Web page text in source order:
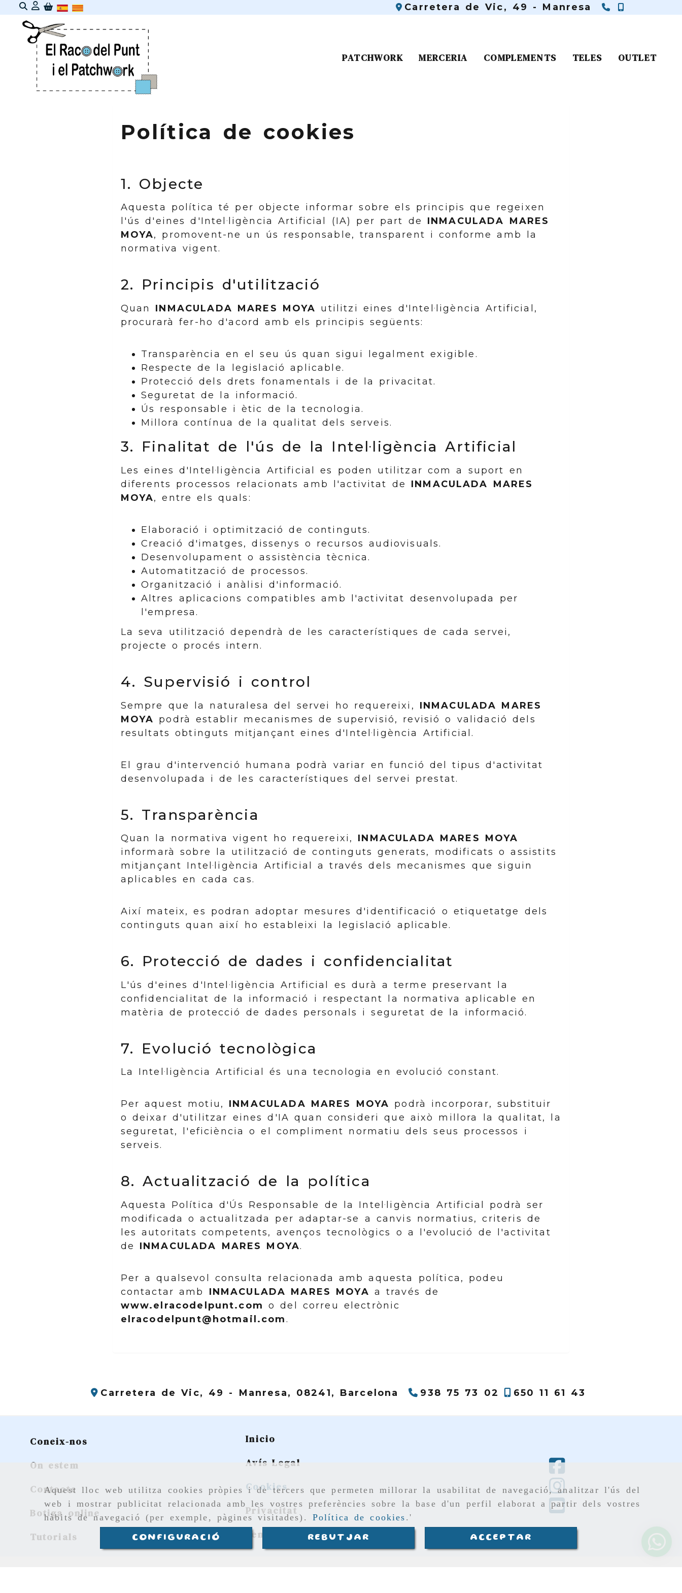
Aquest lloc web utilitza cookies pròpies i de tercers que permeten millorar la usabilitat de navegació, analitzar l'ús del
web i mostrar publicitat relacionada amb les vostres preferències sobre la base d'un perfil elaborat a partir dels vostres
hàbits de navegació (per exemple, pàgines visitades). Política de cookies .'
CONFIGURACIÓ REBUTJAR ACCEPTAR
Identifícat Carretera de Vic, 49 - Manresa 938 75 73
PATCHWORK MERCERIA COMPLEMENTS TELES OUTLET
Política de cookies
1. Objecte
Aquesta política té per objecte informar sobre els principis que regeixen
l'ús d'eines d'Intel·ligència Artificial (IA) per part de INMACULADA MARES
MOYA, promovent-ne un ús responsable, transparent i conforme amb la
normativa vigent.
2. Principis d'utilització
Quan INMACULADA MARES MOYA utilitzi eines d'Intel·ligència Artificial,
procurarà fer-ho d'acord amb els principis següents:
Transparència en el seu ús quan sigui legalment exigible.
Respecte de la legislació aplicable.
Protecció dels drets fonamentals i de la privacitat.
Seguretat de la informació.
Ús responsable i ètic de la tecnologia.
Millora contínua de la qualitat dels serveis.
3. Finalitat de l'ús de la Intel·ligència Artificial
Les eines d'Intel·ligència Artificial es poden utilitzar com a suport en
diferents processos relacionats amb l'activitat de INMACULADA MARES
MOYA, entre els quals:
Elaboració i optimització de continguts.
Creació d'imatges, dissenys o recursos audiovisuals.
Desenvolupament o assistència tècnica.
Automatització de processos.
Organització i anàlisi d'informació.
Altres aplicacions compatibles amb l'activitat desenvolupada per
l'empresa.
La seva utilització dependrà de les característiques de cada servei,
projecte o procés intern.
4. Supervisió i control
Sempre que la naturalesa del servei ho requereixi, INMACULADA MARES
MOYA podrà establir mecanismes de supervisió, revisió o validació dels
resultats obtinguts mitjançant eines d'Intel·ligència Artificial.
El grau d'intervenció humana podrà variar en funció del tipus d'activitat
desenvolupada i de les característiques del servei prestat.
5. Transparència
Quan la normativa vigent ho requereixi, INMACULADA MARES MOYA
informarà sobre la utilització de continguts generats, modificats o assistits
mitjançant Intel·ligència Artificial a través dels mecanismes que siguin
aplicables en cada cas.
Així mateix, es podran adoptar mesures d'identificació o etiquetatge dels
continguts quan així ho estableixi la legislació aplicable.
6. Protecció de dades i confidencialitat
L'ús d'eines d'Intel·ligència Artificial es durà a terme preservant la
confidencialitat de la informació i respectant la normativa aplicable en
matèria de protecció de dades personals i seguretat de la informació.
7. Evolució tecnològica
La Intel·ligència Artificial és una tecnologia en evolució constant.
Per aquest motiu, INMACULADA MARES MOYA podrà incorporar, substituir
o deixar d'utilitzar eines d'IA quan consideri que això millora la qualitat, la
seguretat, l'eficiència o el compliment normatiu dels seus processos i
serveis.
8. Actualització de la política
Aquesta Política d'Ús Responsable de la Intel·ligència Artificial podrà ser
modificada o actualitzada per adaptar-se a canvis normatius, criteris de
les autoritats competents, avenços tecnològics o a l'evolució de l'activitat
de INMACULADA MARES MOYA.
Per a qualsevol consulta relacionada amb aquesta política, podeu
contactar amb INMACULADA MARES MOYA a través de
www.elracodelpunt.com o del correu electrònic
elracodelpunt@hotmail.com.
Carretera de Vic, 49 - Manresa, 08241, Barcelona 938 75 73 02 650 11 61 43
Coneix-nos
On estem
Contacte
Botiga online
Tutorials
Inicio
Avís Legal
Cookies
Privacitat
Venda online